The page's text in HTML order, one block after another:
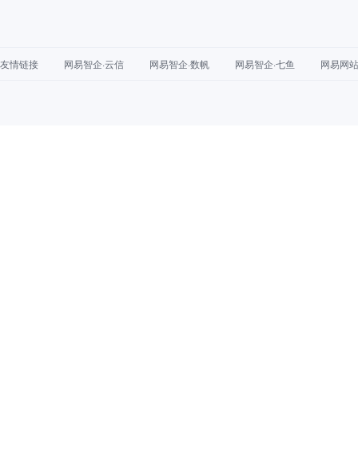
友情链接 网易智企·云信 网易智企·数帆 网易智企·七鱼 网易网